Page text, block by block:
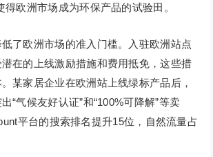
得欧洲市场成为环保产品的试验田。
了欧洲市场的准入门槛。入驻欧洲站点
在的上线激励措施和费用抵免，这些措
某家居企业在欧洲站上线绿标产品后，
“气候友好认证”和“100%可降解”等卖
平台的搜索排名提升15位，自然流量占